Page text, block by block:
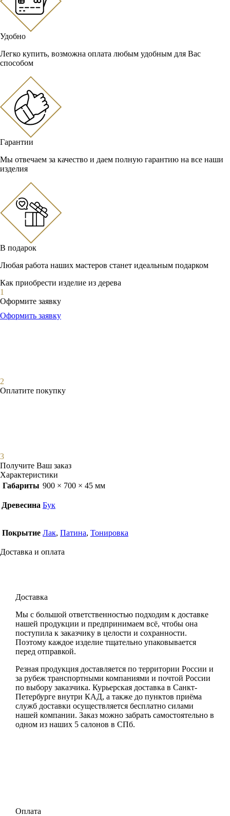
Удобно
Легко купить, возможна оплата любым удобным для Вас
способом
Гарантии
Мы отвечаем за качество и даем полную гарантию на все наши
изделия
В подарок
Любая работа наших мастеров станет идеальным подарком
Как приобрести изделие из дерева
1
Оформите заявку
Оформить заявку
2
Оплатите покупку
3
Получите Ваш заказ
Характеристики
Габариты 900 × 700 × 45 мм
Древесина Бук
Покрытие Лак, Патина, Тонировка
Доставка и оплата
Доставка
Мы с большой ответственностью подходим к доставке
нашей продукции и предпринимаем всё, чтобы она
поступила к заказчику в целости и сохранности.
Поэтому каждое изделие тщательно упаковывается
перед отправкой.
Резная продукция доставляется по территории России и
за рубеж транспортными компаниями и почтой России
по выбору заказчика. Курьерская доставка в Санкт-
Петербурге внутри КАД, а также до пунктов приёма
служб доставки осуществляется бесплатно силами
нашей компании. Заказ можно забрать самостоятельно в
одном из наших 5 салонов в СПб.
Оплата